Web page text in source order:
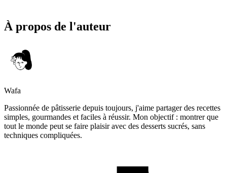
À propos de l'auteur
Wafa
Passionnée de pâtisserie depuis toujours, j'aime partager des recettes
simples, gourmandes et faciles à réussir. Mon objectif : montrer que
tout le monde peut se faire plaisir avec des desserts sucrés, sans
techniques compliquées.